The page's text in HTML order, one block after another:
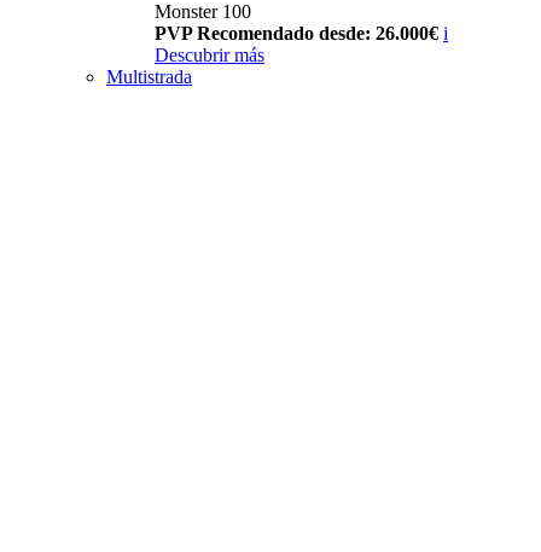
Monster 100
PVP Recomendado desde: 26.000€ i
Descubrir más
Multistrada